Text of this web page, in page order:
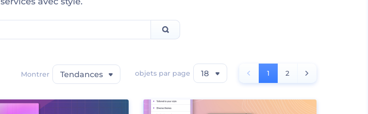
Montrer Tendances objets par page 18 1 2